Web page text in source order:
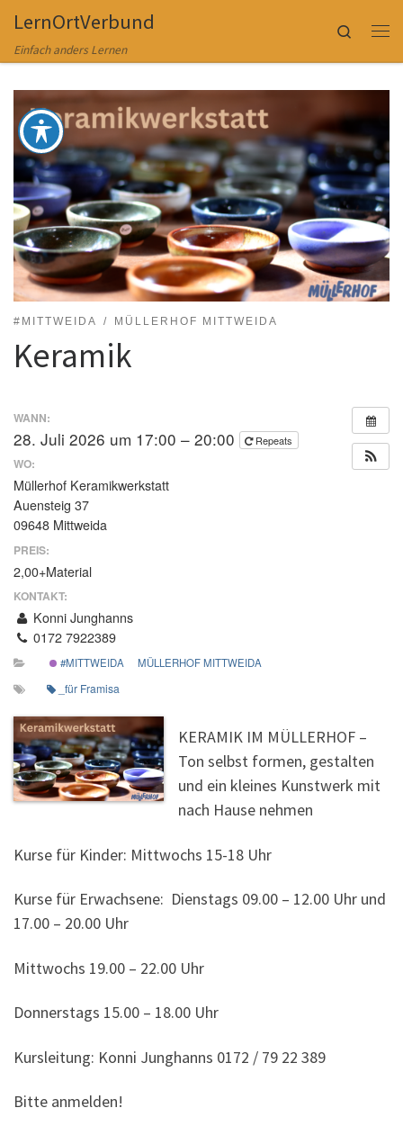
Zum Inhalt springen
LernOrtVerbund
Einfach anders Lernen
Search
#MITTWEIDA MÜLLERHOF MITTWEIDA
Keramik
WANN:
28. Juli 2026 um 17:00 – 20:00 Repeats
WO:
Müllerhof Keramikwerkstatt
Auensteig 37
09648 Mittweida
PREIS:
2,00+Material
KONTAKT:
Konni Junghanns
0172 7922389
#MITTWEIDA MÜLLERHOF MITTWEIDA
_für Framisa
KERAMIK IM MÜLLERHOF –
Ton selbst formen, gestalten
und ein kleines Kunstwerk mit
nach Hause nehmen
Kurse für Kinder: Mittwochs 15-18 Uhr
Kurse für Erwachsene: Dienstags 09.00 – 12.00 Uhr und
17.00 – 20.00 Uhr
Mittwochs 19.00 – 22.00 Uhr
Donnerstags 15.00 – 18.00 Uhr
Kursleitung: Konni Junghanns 0172 / 79 22 389
Bitte anmelden!